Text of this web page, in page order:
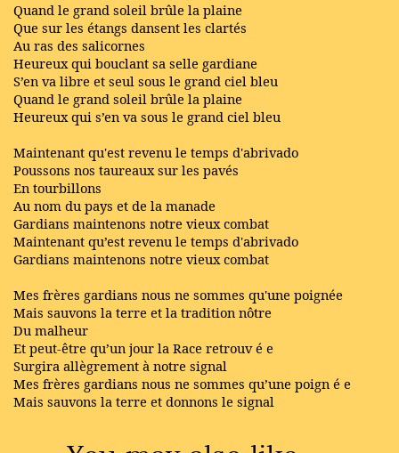
Quand le grand soleil brûle la plaine
Que sur les étangs dansent les clartés
Au ras des salicornes
Heureux qui bouclant sa selle gardiane
S’en va libre et seul sous le grand ciel bleu
Quand le grand soleil brûle la plaine
Heureux qui s’en va sous le grand ciel bleu
Maintenant qu'est revenu le temps d'abrivado
Poussons nos taureaux sur les pavés
En tourbillons
Au nom du pays et de la manade
Gardians maintenons notre vieux combat
Maintenant qu’est revenu le temps d'abrivado
Gardians maintenons notre vieux combat
Mes frères gardians nous ne sommes qu'une poignée
Mais sauvons la terre et la tradition nôtre
Du malheur
Et peut-être qu’un jour la Race retrouv é e
Surgira allègrement à notre signal
Mes frères gardians nous ne sommes qu’une poign é e
Mais sauvons la terre et donnons le signal